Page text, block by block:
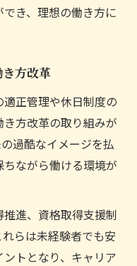
き、理想の働き方に
方改革
正管理や休日制度の
方改革の取り組みが
過酷なイメージを払
ながら働ける環境が
進、資格取得支援制
らは未経験者でも安
トとなり、キャリア